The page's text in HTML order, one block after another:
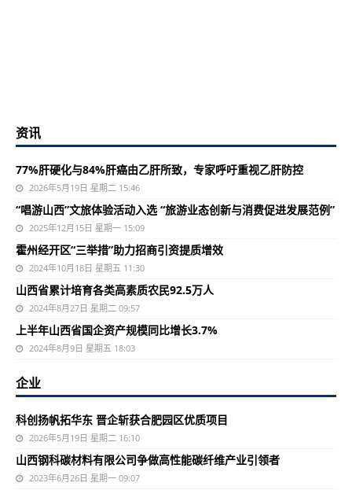
资讯
77%肝硬化与84%肝癌由乙肝所致，专家呼吁重视乙肝防控
2026年5月19日 星期二 15:46
“唱游山西”文旅体验活动入选 “旅游业态创新与消费促进发展范例”
2025年12月15日 星期一 15:09
霍州经开区“三举措”助力招商引资提质增效
2024年10月18日 星期五 11:30
山西省累计培育各类高素质农民92.5万人
2024年8月27日 星期二 09:57
上半年山西省国企资产规模同比增长3.7%
2024年8月9日 星期五 18:03
企业
科创扬帆拓华东 晋企斩获合肥园区优质项目
2026年5月19日 星期二 16:10
山西钢科碳材料有限公司争做高性能碳纤维产业引领者
2023年6月26日 星期一 09:07